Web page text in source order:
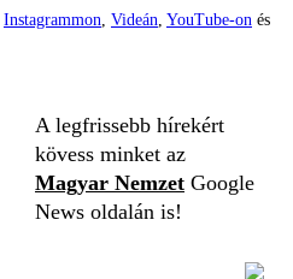
Instagrammon, Videán, YouTube-on és
A legfrissebb hírekért
kövess minket az
Magyar Nemzet Google
News oldalán is!